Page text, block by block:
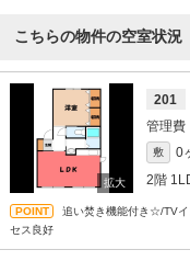
こちらの物件の空室状況
201
敷 0
2階
追い焚き機能付き☆/TVイ
セス良好